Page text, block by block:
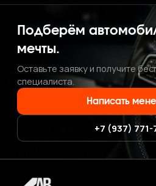
Подберём
мечты.
Оставьте заявку и получите
специалиста.
Написать
+7 (937)